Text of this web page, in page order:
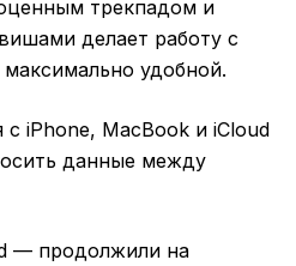
трекпадом и
делает работу с
удобной.
iPhone, MacBook и iCloud
данные между
— продолжили на